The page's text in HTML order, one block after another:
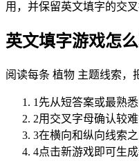
用，并保留英文填字的交叉
英文填字游戏怎
阅读每条 植物 主题线索，
1 先从短答案或最熟悉
2用交叉字母确认较难
3在横向和纵向线索
4点击新游戏即可生